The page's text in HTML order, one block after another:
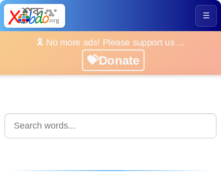
☰
🎗️ No more ads! Please support us ...
💝Donate